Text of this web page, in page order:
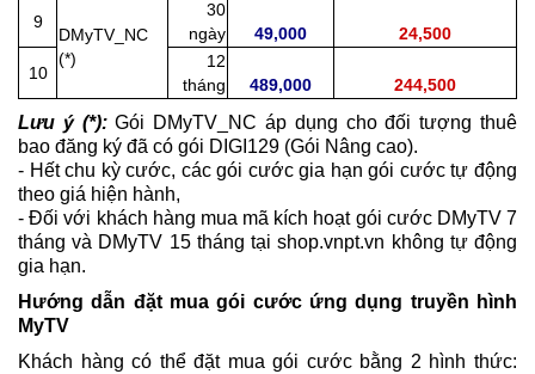
9
DMyTV_NC
(*)
30
ngày
49,000 24,500
10
12
tháng
489,000 244,500
Lưu ý (*):Gói DMyTV_NC áp dụng cho đối tượng thuê
bao đăng ký đã có gói DIGI129 (Gói Nâng cao).
- Hết chu kỳ cước, các gói cước gia hạn gói cước tự động
theo giá hiện hành,
- Đối với khách hàng mua mã kích hoạt gói cước DMyTV 7
tháng và DMyTV 15 tháng tại shop.vnpt.vn không tự động
gia hạn.
Hướng dẫn đặt mua gói cước ứng dụng truyền hình
MyTV
Khách hàng có thể đặt mua gói cước bằng 2 hình thức: